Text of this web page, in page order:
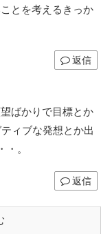
とを考えるきっか
返信
ばかりで目標とか
ィブな発想とか出
。
返信